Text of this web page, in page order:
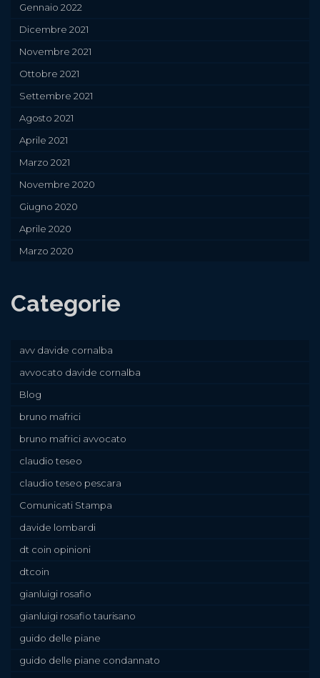
Gennaio 2022
Dicembre 2021
Novembre 2021
Ottobre 2021
Settembre 2021
Agosto 2021
Aprile 2021
Marzo 2021
Novembre 2020
Giugno 2020
Aprile 2020
Marzo 2020
Categorie
avv davide cornalba
avvocato davide cornalba
Blog
bruno mafrici
bruno mafrici avvocato
claudio teseo
claudio teseo pescara
Comunicati Stampa
davide lombardi
dt coin opinioni
dtcoin
gianluigi rosafio
gianluigi rosafio taurisano
guido delle piane
guido delle piane condannato